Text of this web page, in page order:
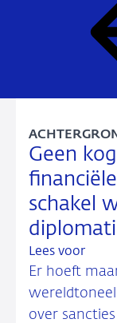
Geen
schakel
Lees voor
Er hoeft
over